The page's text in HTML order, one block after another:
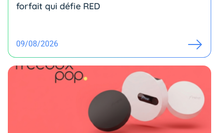
forfait qui défie RED
09/08/2026